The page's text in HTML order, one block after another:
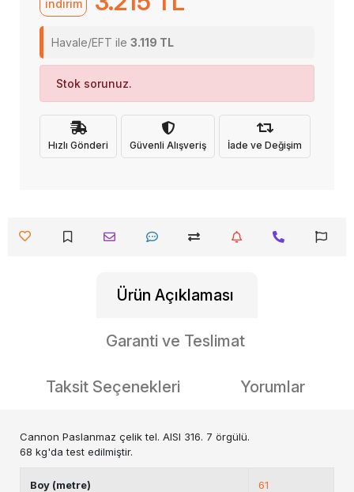
indirim
Havale/EFT ile 3.119 TL
Stok sorunuz.
Hızlı Gönderi Güvenli Alışveriş İade ve Değişim
Ürün Açıklaması
Garanti ve Teslimat
Taksit Seçenekleri Yorumlar
Cannon Paslanmaz çelik tel. AISI 316. 7 örgülü.
68 kg'da test edilmiştir.
Boy (metre) 61